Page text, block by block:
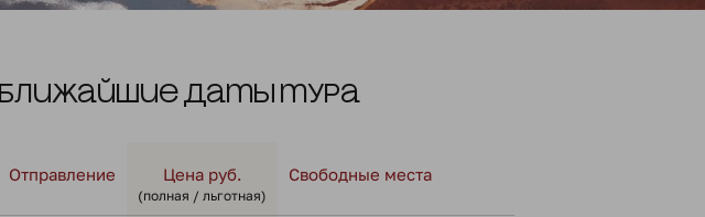
Ближайшие даты тура
Отправление Цена руб.
(полная / льготная)
Свободные места